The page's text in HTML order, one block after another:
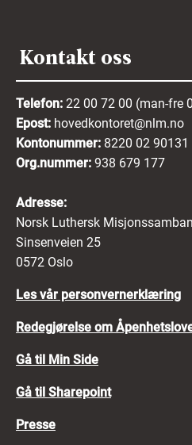
Kontakt oss
Telefon: 22 00 72 00 (man-fre
Epost: hovedkontoret@nlm.no
Kontonummer: 8220 02
Org.nummer: 938 679 177
Adresse:
Norsk Luthersk
Sinsenveien 25
0572 Oslo
Les vår personvernerklæring
Redegjørelse om
Gå til Min Side
Gå til Sharepoint
Presse